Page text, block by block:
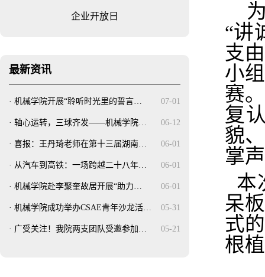
企业开放日
最新资讯
07-01
· 机械学院开展“聆听时光里的誓言…
06-12
· 轴心运转，三球齐发——机械学院…
06-01
· 喜报：王丹琦老师在第十三届湖南…
06-01
· 从汽车到高铁：一场跨越二十八年…
06-01
· 机械学院赴李聚奎故居开展“助力…
05-31
· 机械学院成功举办CSAE青年沙龙活…
05-21
· 广受关注！我院两支团队受邀参加…
“讲
支
小
赛
复
貌
掌
本
呆
式
根